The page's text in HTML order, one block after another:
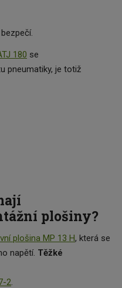
180 se
pneumatiky, je totiž
plošiny?
plošina MP 13 H, která se
napětí. Těžké
2.